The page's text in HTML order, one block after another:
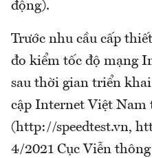
động).
Trước nhu cầu cấp
đo kiểm tốc độ mạng
sau thời gian triển
cập Internet Việt Nam
(http://speedtest.vn,
4/2021 Cục Viễn